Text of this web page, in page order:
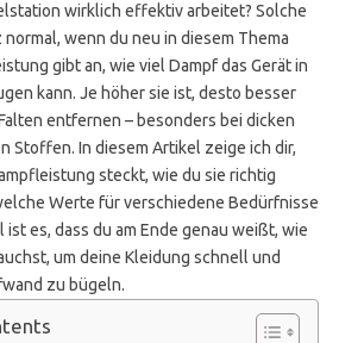
wirklich effektiv arbeitet? Solche
normal, wenn du neu in diesem Thema
gibt an, wie viel Dampf das Gerät in
kann. Je höher sie ist, desto besser
entfernen – besonders bei dicken
Stoffen. In diesem Artikel zeige ich dir,
steckt, wie du sie richtig
Werte für verschiedene Bedürfnisse
es, dass du am Ende genau weißt, wie
um deine Kleidung schnell und
zu bügeln.